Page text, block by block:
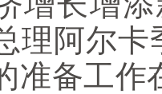
理阿尔卡
准备工作